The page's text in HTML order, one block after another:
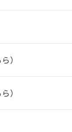
）
）